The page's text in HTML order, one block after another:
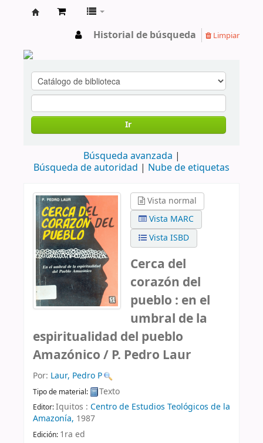
Historial de búsqueda Limpiar
Ir
Búsqueda avanzada
Búsqueda de autoridad
Nube de etiquetas
Vista normal
Vista MARC
Vista ISBD
Cerca del
corazón del
pueblo : en el
umbral de la
espiritualidad del pueblo
Amazónico / P. Pedro Laur
Por: Laur, Pedro P
Tipo de material: Texto
Editor:Iquitos : Centro de Estudios Teológicos de la
Amazonía, 1987
Edición: 1ra ed